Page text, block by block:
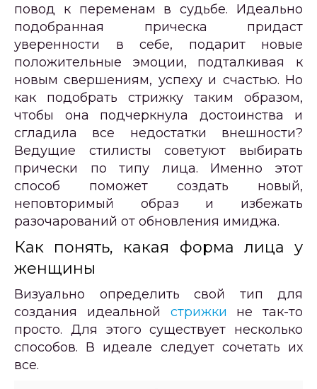
повод к переменам в судьбе. Идеально
подобранная прическа придаст
уверенности в себе, подарит новые
положительные эмоции, подталкивая к
новым свершениям, успеху и счастью. Но
как подобрать стрижку таким образом,
чтобы она подчеркнула достоинства и
сгладила все недостатки внешности?
Ведущие стилисты советуют выбирать
прически по типу лица. Именно этот
способ поможет создать новый,
неповторимый образ и избежать
разочарований от обновления имиджа.
Как понять, какая форма лица у
женщины
Визуально определить свой тип для
создания идеальной стрижки не так-то
просто. Для этого существует несколько
способов. В идеале следует сочетать их
все.